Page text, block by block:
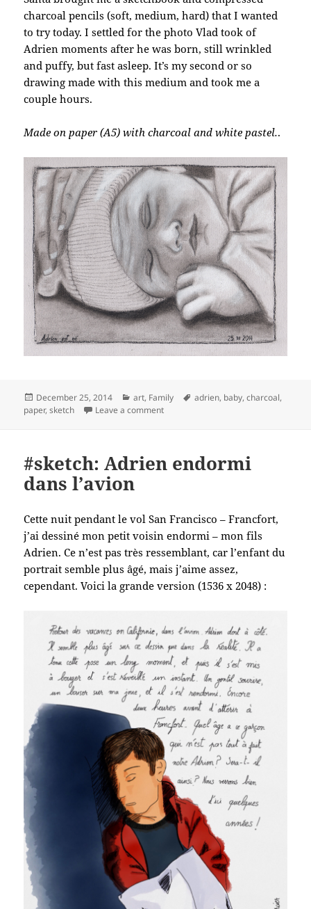
charcoal pencils (soft, medium, hard) that I wanted
to try today. I settled for the photo Vlad took of
Adrien moments after he was born, still wrinkled
and puffy, but fast asleep. It’s my second or so
drawing made with this medium and took me a
couple hours.
Made on paper (A5) with charcoal and white pastel..
Posted
on
December 25, 2014 Categories
art, Family Tags
adrien, baby,charcoal,
paper,sketch Leave a commenton #sketch: Baby Adrien asleep
#sketch: Adrien endormi
dans l’avion
Cette nuit pendant le vol San Francisco – Francfort,
j’ai dessiné mon petit voisin endormi – mon fils
Adrien. Ce n’est pas très ressemblant, car l’enfant du
portrait semble plus âgé, mais j’aime assez,
cependant. Voici la grande version (1536 x 2048) :